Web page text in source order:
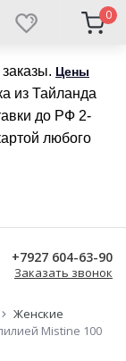
Цены
из Тайланда
до РФ 2-
любого
0
+7927 604-63-90
Заказать звонок
Женские
Mistine 100